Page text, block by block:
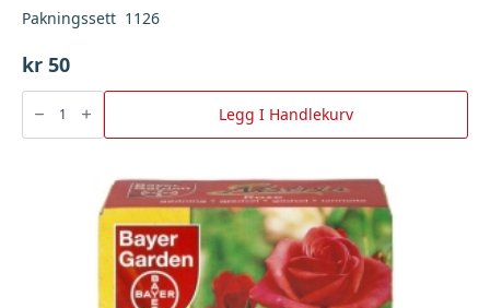
Pakningssett 1126
kr 50
Pakningssett
antall Legg I Handlekurv